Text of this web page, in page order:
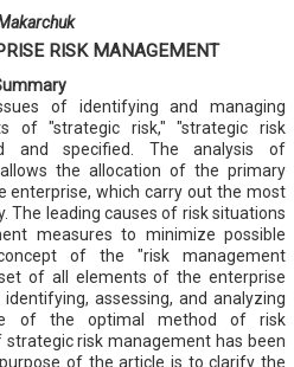
RISK MANAGEMENT
of identifying and managing
of "strategic risk," "strategic risk
and specified. The analysis of
the allocation of the primary
enterprise, which carry out the most
The leading causes of risk situations
measures to minimize possible
of the "risk management
of all elements of the enterprise
assessing, and analyzing
of the optimal method of risk
risk management has been
of the article is to clarify the